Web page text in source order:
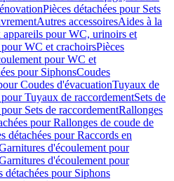
Pièces détachées pour Sets
Autres accessoiresAides à la
appareils pour WC, urinoirs et
WC et crachoirsPièces
pour WC et
pour SiphonsCoudes
Coudes d'évacuationTuyaux de
pour Tuyaux de raccordementSets de
Sets de raccordementRallonges
pour Rallonges de coude de
détachées pour Raccords en
d'écoulement pour
d'écoulement pour
détachées pour Siphons